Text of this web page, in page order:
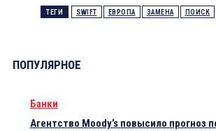
ТЕГИ SWIFT ЕВРОПА ЗАМЕНА ПОИСК
ПОПУЛЯРНОЕ
Банки
Агентство Moody’s повысило прогноз